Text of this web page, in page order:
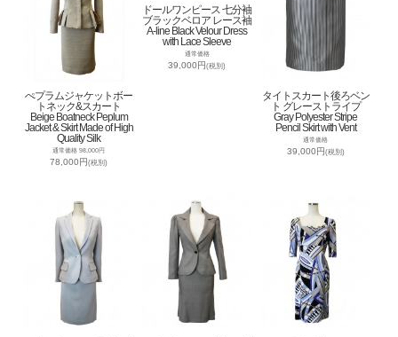
ぺプラムジャケットボー
トネック&スカート
Beige Boatneck Peplum
Jacket & Skirt Made of High
Quality Silk
通常価格 98,000円
78,000円(税別)
ドールワンピース 七分袖
ブラックベロア レース袖
A-line Black Velour Dress
with Lace Sleeve
通常価格
39,000円(税別)
タイトスカート後ろベン
ト グレーストライプ
Gray Polyester Stripe
Pencil Skirt with Vent
通常価格
39,000円(税別)